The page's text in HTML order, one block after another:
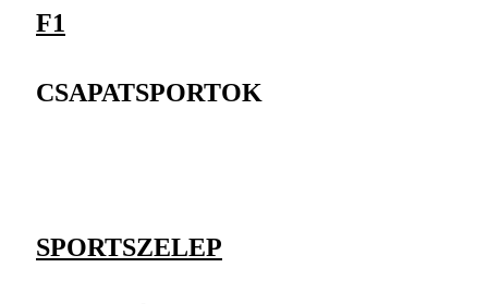
F1
CSAPATSPORTOK
SPORTSZELEP